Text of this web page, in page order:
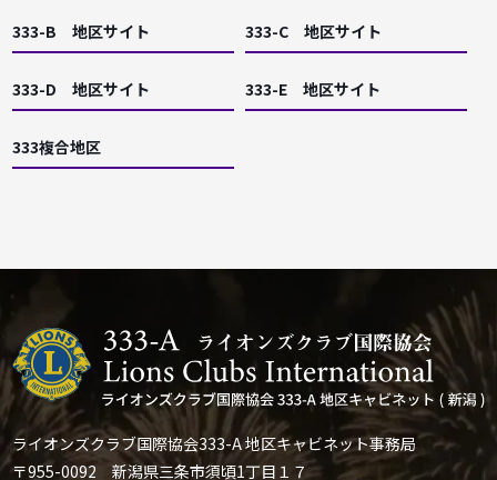
333-B 地区サイト 333-C 地区サイト
333-D 地区サイト 333-E 地区サイト
333複合地区
ライオンズクラブ国際協会333-A 地区キャビネット事務局
〒955-0092 新潟県三条市須頃1丁目１７